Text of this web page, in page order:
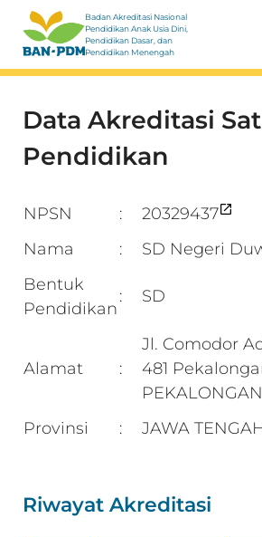
Badan Akreditasi Nasional
Pendidikan Anak Usia Dini,
Pendidikan Dasar, dan
Pendidikan Menengah
Data Akreditasi
Pendidikan
NPSN :
20329437
Nama
:
SD Negeri
Bentuk
Pendidikan
: SD
Alamat :
Jl. Comodor
481
PEKALONGAN
Provinsi
: JAWA
Riwayat Akreditasi